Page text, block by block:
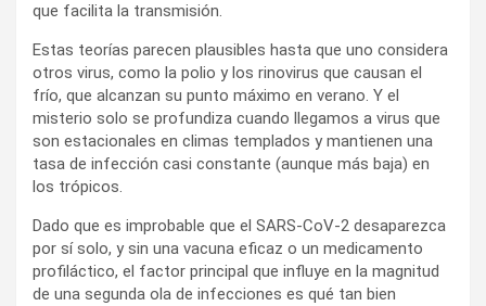
que facilita la transmisión.
Estas teorías parecen plausibles hasta que uno considera
otros virus, como la polio y los rinovirus que causan el
frío, que alcanzan su punto máximo en verano. Y el
misterio solo se profundiza cuando llegamos a virus que
son estacionales en climas templados y mantienen una
tasa de infección casi constante (aunque más baja) en
los trópicos.
Dado que es improbable que el SARS-CoV-2 desaparezca
por sí solo, y sin una vacuna eficaz o un medicamento
profiláctico, el factor principal que influye en la magnitud
de una segunda ola de infecciones es qué tan bien